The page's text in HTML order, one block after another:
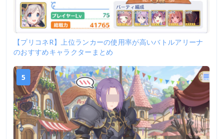
【プリコネR】上位ランカーの使用率が高いバトルアリーナ
のおすすめキャラクターまとめ
5